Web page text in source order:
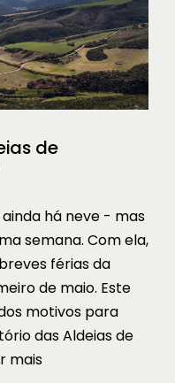
de
há neve - mas
semana. Com ela,
férias da
de maio. Este
motivos para
das Aldeias de
mais